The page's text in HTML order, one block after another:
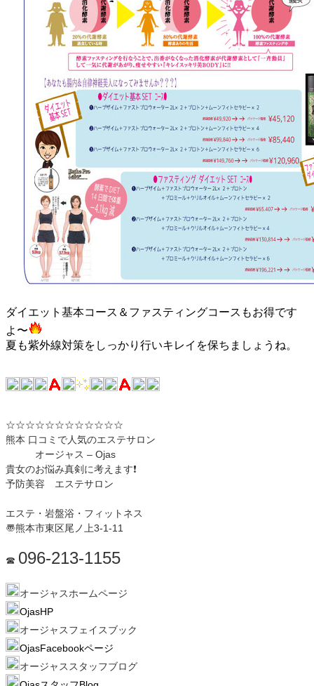
ダイエット基本コース＆ファスティングコースもお得です
よ〜
夏も紫外線対策をしっかり行いキレイを保ちましょうね。
☆☆☆☆☆☆☆☆☆☆☆☆
熊本 口コミで人気のエステサロン
オージャス – Ojas
貴女のお悩み真剣に考えます❗️
予防美容 エステサロン
エステ・岩盤浴・フィットネス
〠熊本市東区尾ノ上3-1-11
☎︎ 096-213-1155
オージャスホームページ
OjasHP
オージャスフェイスブック
OjasFacebookページ
オージャススタッフブログ